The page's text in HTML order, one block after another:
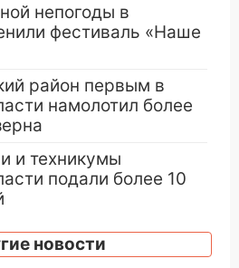
непогоды в
фестиваль «Наше
район первым в
намолотил более
и техникумы
подали более 10
с улиц Ульяновска
деревья и
новости